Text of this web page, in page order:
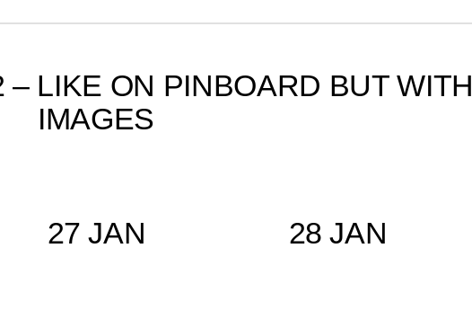
– LIKE ON PINBOARD BUT WITH
IMAGES
27 JAN 28 JAN